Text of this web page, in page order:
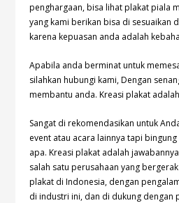
penghargaan, bisa lihat plakatpiala
yang kami berikan bisa di sesuaikan
karena kepuasan anda adalah
Apabila anda berminat untuk
silahkan hubungi kami, Dengan
membantu anda. Kreasi plakat
Sangat di rekomendasikan untuk
event atau acara lainnya tapi
apa. Kreasi plakat adalah
salah satu perusahaan yang
plakat di Indonesia, dengan
di industri ini, dan di dukung dengan